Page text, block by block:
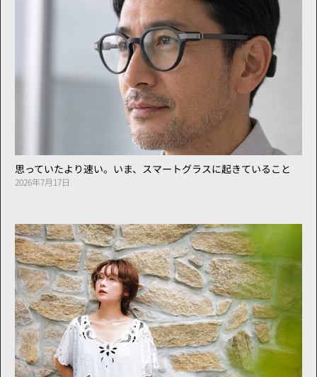
思っていたより速い。いま、スマートグラスに起きていること
2026年7月17日